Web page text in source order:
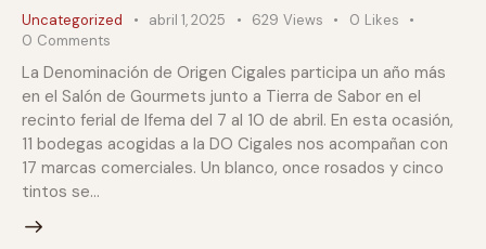
Uncategorized abril 1, 2025 629 Views 0 Likes
0 Comments
La Denominación de Origen Cigales participa un año más
en el Salón de Gourmets junto a Tierra de Sabor en el
recinto ferial de Ifema del 7 al 10 de abril. En esta ocasión,
11 bodegas acogidas a la DO Cigales nos acompañan con
17 marcas comerciales. Un blanco, once rosados y cinco
tintos se…